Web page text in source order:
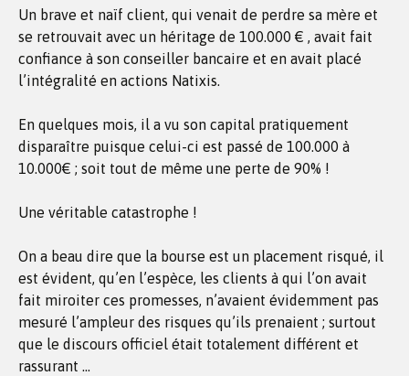
Un brave et naïf client, qui venait de perdre sa mère et
se retrouvait avec un héritage de 100.000 € , avait fait
confiance à son conseiller bancaire et en avait placé
l’intégralité en actions Natixis.
En quelques mois, il a vu son capital pratiquement
disparaître puisque celui-ci est passé de 100.000 à
10.000€ ; soit tout de même une perte de 90% !
Une véritable catastrophe !
On a beau dire que la bourse est un placement risqué, il
est évident, qu’en l’espèce, les clients à qui l’on avait
fait miroiter ces promesses, n’avaient évidemment pas
mesuré l’ampleur des risques qu’ils prenaient ; surtout
que le discours officiel était totalement différent et
rassurant …